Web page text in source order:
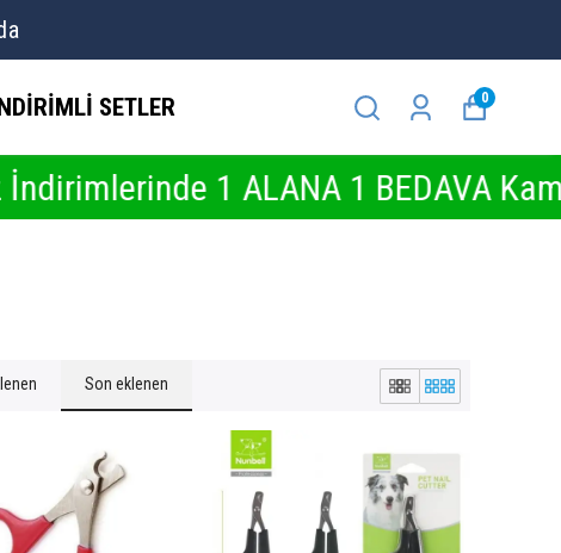
SETLER 0
1 ALANA 1 BEDAVA
Son eklenen